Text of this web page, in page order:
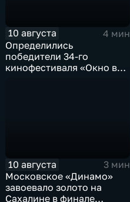
10 августа
4 мин
Определились
победители 34-го
кинофестиваля «Окно в
10 августа
3 мин
Московское «Динамо»
завоевало золото на
Сахалине в финале